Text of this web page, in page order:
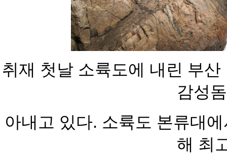
취재 첫날 소륙도에 내린 부
감성
아내고 있다. 소륙도 본류대
해 최